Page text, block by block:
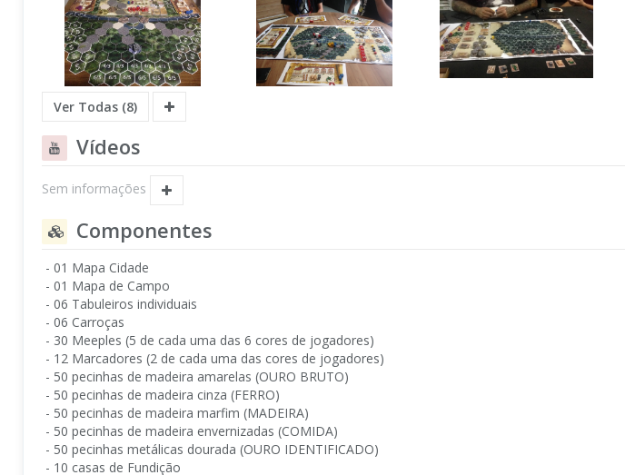
Ver Todas (8)
Vídeos
Sem informações
Componentes
- 01 Mapa Cidade
- 01 Mapa de Campo
- 06 Tabuleiros individuais
- 06 Carroças
- 30 Meeples (5 de cada uma das 6 cores de jogadores)
- 12 Marcadores (2 de cada uma das cores de jogadores)
- 50 pecinhas de madeira amarelas (OURO BRUTO)
- 50 pecinhas de madeira cinza (FERRO)
- 50 pecinhas de madeira marfim (MADEIRA)
- 50 pecinhas de madeira envernizadas (COMIDA)
- 50 pecinhas metálicas dourada (OURO IDENTIFICADO)
- 10 casas de Fundição